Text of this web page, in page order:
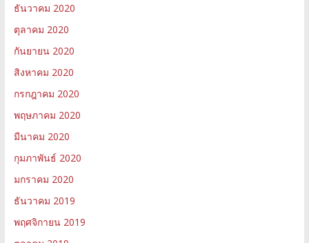
ธันวาคม 2020
ตุลาคม 2020
กันยายน 2020
สิงหาคม 2020
กรกฎาคม 2020
พฤษภาคม 2020
มีนาคม 2020
กุมภาพันธ์ 2020
มกราคม 2020
ธันวาคม 2019
พฤศจิกายน 2019